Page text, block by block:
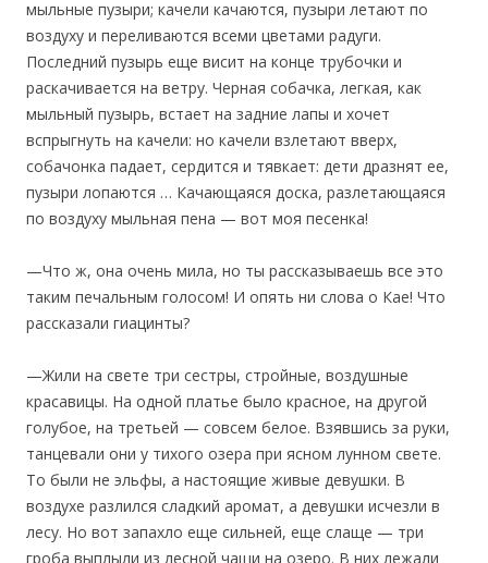
мыльные пузыри; качели качаются, пузыри летают по
воздуху и переливаются всеми цветами радуги.
Последний пузырь еще висит на конце трубочки и
раскачивается на ветру. Черная собачка, легкая, как
мыльный пузырь, встает на задние лапы и хочет
вспрыгнуть на качели: но качели взлетают вверх,
собачонка падает, сердится и тявкает: дети дразнят ее,
пузыри лопаются … Качающаяся доска, разлетающаяся
по воздуху мыльная пена — вот моя песенка!
—Что ж, она очень мила, но ты рассказываешь все это
таким печальным голосом! И опять ни слова о Кае! Что
рассказали гиацинты?
—Жили на свете три сестры, стройные, воздушные
красавицы. На одной платье было красное, на другой
голубое, на третьей — совсем белое. Взявшись за руки,
танцевали они у тихого озера при ясном лунном свете.
То были не эльфы, а настоящие живые девушки. В
воздухе разлился сладкий аромат, а девушки исчезли в
лесу. Но вот запахло еще сильней, еще слаще — три
гроба выплыли из лесной чащи на озеро. В них лежали